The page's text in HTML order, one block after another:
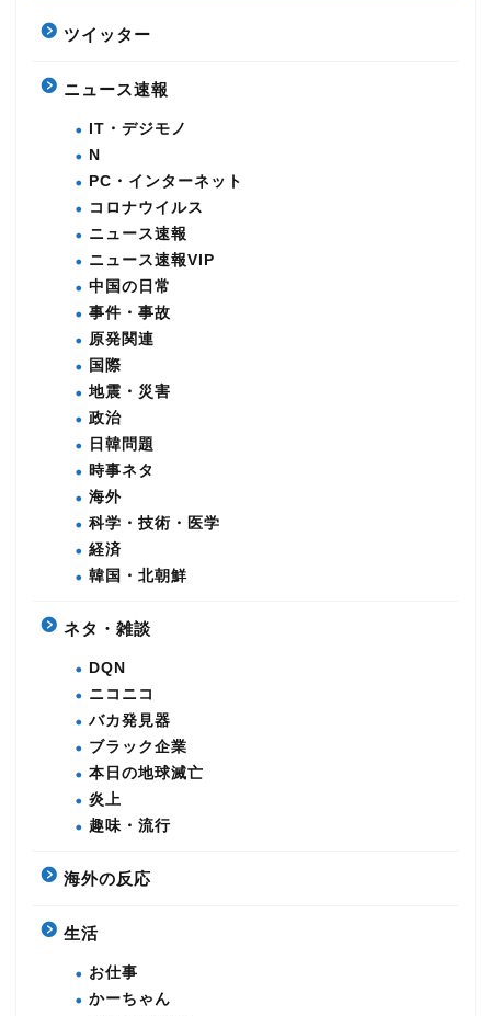
ツイッター
ニュース速報
IT・デジモノ
N
PC・インターネット
コロナウイルス
ニュース速報
ニュース速報VIP
中国の日常
事件・事故
原発関連
国際
地震・災害
政治
日韓問題
時事ネタ
海外
科学・技術・医学
経済
韓国・北朝鮮
ネタ・雑談
DQN
ニコニコ
バカ発見器
ブラック企業
本日の地球滅亡
炎上
趣味・流行
海外の反応
生活
お仕事
かーちゃん